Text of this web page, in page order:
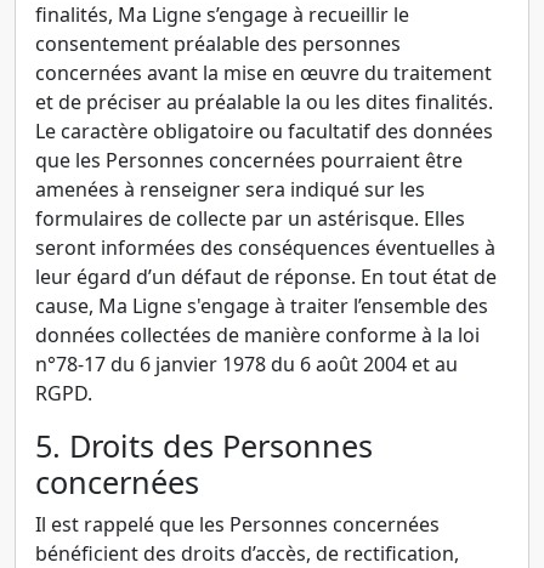
finalités, Ma Ligne s’engage à recueillir le
consentement préalable des personnes
concernées avant la mise en œuvre du traitement
et de préciser au préalable la ou les dites finalités.
Le caractère obligatoire ou facultatif des données
que les Personnes concernées pourraient être
amenées à renseigner sera indiqué sur les
formulaires de collecte par un astérisque. Elles
seront informées des conséquences éventuelles à
leur égard d’un défaut de réponse. En tout état de
cause, Ma Ligne s'engage à traiter l’ensemble des
données collectées de manière conforme à la loi
n°78-17 du 6 janvier 1978 du 6 août 2004 et au
RGPD.
5. Droits des Personnes
concernées
Il est rappelé que les Personnes concernées
bénéficient des droits d’accès, de rectification,